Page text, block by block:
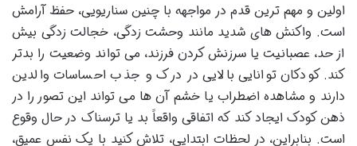
اولین و مهم ترین قدم در مواجهه با چنین سناریویی، حفظ آرامش
است. واکنش های شدید مانند وحشت زدگی، خجالت زدگی بیش
از حد، عصبانیت یا سرزنش کردن فرزند، می تواند وضعیت را بدتر
کند. کودکان توانایی بالایی در درک و جذب احساسات والدین
دارند و مشاهده اضطراب یا خشم آن ها می تواند این تصور را در
ذهن کودک ایجاد کند که اتفاقی واقعاً بد یا ترسناک در حال وقوع
است. بنابراین، در لحظات ابتدایی، تلاش کنید با یک نفس عمیق،